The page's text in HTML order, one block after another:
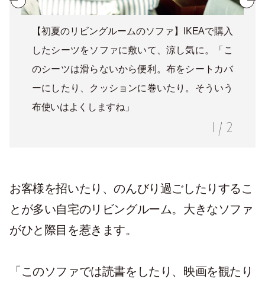
【初夏のリビングルームのソファ】IKEAで購入
したシーツをソファに敷いて、涼し気に。「こ
のシーツは滑らないから便利。布をシートカバ
ーにしたり、クッションに巻いたり。そういう
布使いはよくしますね」
/ 2
お客様を招いたり、のんびり過ごしたりするこ
とが多い自宅のリビングルーム。大きなソファ
がひと際目を惹きます。
「このソファでは読書をしたり、映画を観たり